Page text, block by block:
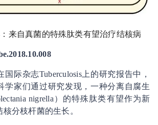
：来自真菌的特殊肽类有望治疗结核病
际杂志Tuberculosis上的研究报告中，
学家们通过研究发现，一种分离自腐生
nigrella）的特殊肽类有望作为新
分枝杆菌的生长。